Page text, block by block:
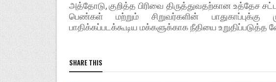
அத்தோடு, குறித்த பிரிவை திருத்துவதற்கான உத்தேச
பெண்கள் மற்றும் சிறுவர்களின் பாதுகாப்புக்கு
பாதிக்கப்படக்கூடிய மக்களுக்காக நீதியை உறுதிப்படுத்த
SHARE THIS